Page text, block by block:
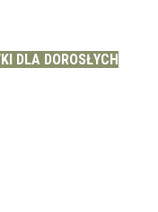
DLA DOROSŁYCH